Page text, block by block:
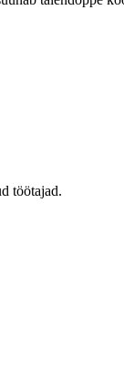
töötajad.